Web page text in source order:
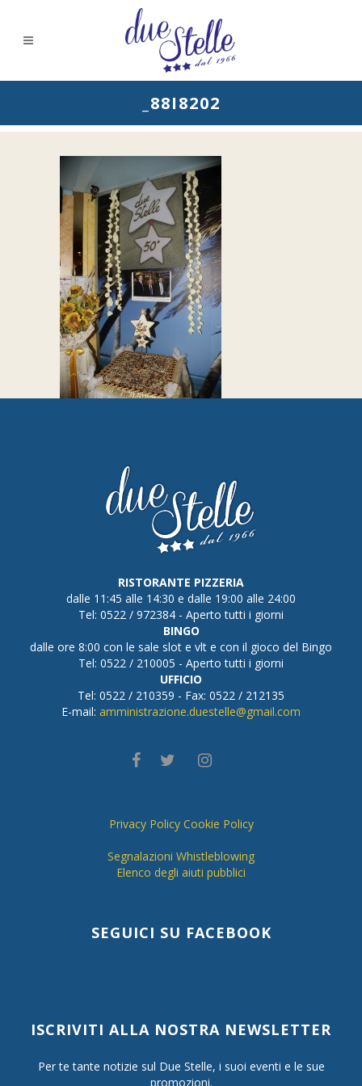
_88I8202
RISTORANTE PIZZERIA
dalle 11:45 alle 14:30 e dalle 19:00 alle 24:00
Tel: 0522 / 972384 - Aperto tutti i giorni
BINGO
dalle ore 8:00 con le sale slot e vlt e con il gioco del Bingo
Tel: 0522 / 210005 - Aperto tutti i giorni
UFFICIO
Tel: 0522 / 210359 - Fax: 0522 / 212135
E-mail: amministrazione.duestelle@gmail.com
Privacy Policy Cookie Policy
Segnalazioni Whistleblowing
Elenco degli aiuti pubblici
SEGUICI SU FACEBOOK
ISCRIVITI ALLA NOSTRA NEWSLETTER
Per te tante notizie sul Due Stelle, i suoi eventi e le sue
promozioni.